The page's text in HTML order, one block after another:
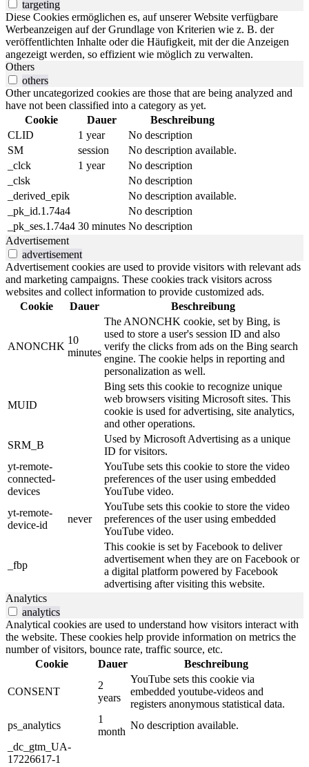
targeting
Diese Cookies ermöglichen es, auf unserer Website verfügbare
Werbeanzeigen auf der Grundlage von Kriterien wie z. B. der
veröffentlichten Inhalte oder die Häufigkeit, mit der die Anzeigen
angezeigt werden, so effizient wie möglich zu verwalten.
Others
others
Other uncategorized cookies are those that are being analyzed and
have not been classified into a category as yet.
Cookie
Dauer
Beschreibung
CLID
1 year
No description
SM
session
No description available.
_clck
1 year
No description
_clsk
No description
_derived_epik
No description available.
_pk_id.1.74a4
No description
_pk_ses.1.74a4 30 minutes No description
Advertisement
advertisement
Advertisement cookies are used to provide visitors with relevant ads
and marketing campaigns. These cookies track visitors across
websites and collect information to provide customized ads.
Cookie
Dauer Beschreibung
ANONCHK
10
minutes
The ANONCHK cookie, set by Bing, is
used to store a user's session ID and also
verify the clicks from ads on the Bing search
engine. The cookie helps in reporting and
personalization as well.
MUID
Bing sets this cookie to recognize unique
web browsers visiting Microsoft sites. This
cookie is used for advertising, site analytics,
and other operations.
SRM_B
Used by Microsoft Advertising as a unique
ID for visitors.
yt-remote-
connected-
devices
YouTube sets this cookie to store the video
preferences of the user using embedded
YouTube video.
yt-remote-
device-id
never
YouTube sets this cookie to store the video
preferences of the user using embedded
YouTube video.
_fbp
This cookie is set by Facebook to deliver
advertisement when they are on Facebook or
a digital platform powered by Facebook
advertising after visiting this website.
Analytics
analytics
Analytical cookies are used to understand how visitors interact with
the website. These cookies help provide information on metrics the
number of visitors, bounce rate, traffic source, etc.
Cookie
Dauer Beschreibung
CONSENT
2
years
YouTube sets this cookie via
embedded youtube-videos and
registers anonymous statistical data.
ps_analytics
1
month
No description available.
_dc_gtm_UA-
17226617-1